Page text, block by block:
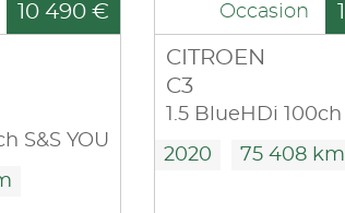
10 490 €
S&S YOU
Occasion
CITROEN
C3
2020 75 408 km